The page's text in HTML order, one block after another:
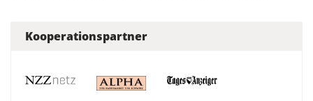
Kooperationspartner